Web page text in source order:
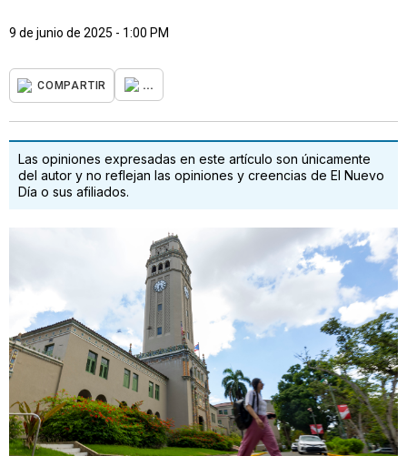
9 de junio de 2025 - 1:00 PM
COMPARTIR ...
Las opiniones expresadas en este artículo son únicamente
del autor y no reflejan las opiniones y creencias de El Nuevo
Día o sus afiliados.